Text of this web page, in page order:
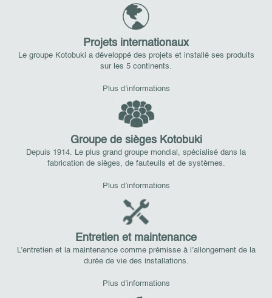
Projets internationaux
Le groupe Kotobuki a développé des projets et installé ses produits
sur les 5 continents.
Plus d’informations
Groupe de sièges Kotobuki
Depuis 1914. Le plus grand groupe mondial, spécialisé dans la
fabrication de sièges, de fauteuils et de systèmes.
Plus d’informations
Entretien et maintenance
L’entretien et la maintenance comme prémisse à l’allongement de la
durée de vie des installations.
Plus d’informations